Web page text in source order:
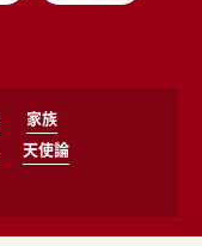
家族
天使論